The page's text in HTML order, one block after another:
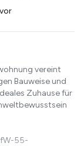
vereint
Bauweise und
Zuhause für
55-